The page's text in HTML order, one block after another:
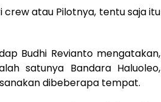
crew atau Pilotnya, tentu saja itu
Budhi Revianto mengatakan,
satunya Bandara Haluoleo,
dibeberapa tempat.